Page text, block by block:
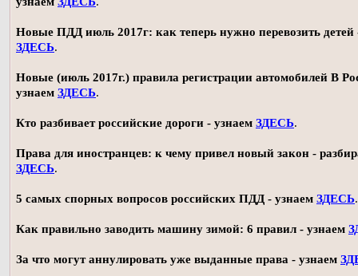
Новые ПДД июль 2017г: как теперь нужно перевозить детей
ЗДЕСЬ.
Новые (июль 2017г.) правила регистрации автомобилей В
узнаем ЗДЕСЬ.
Кто разбивает российские дороги - узнаем ЗДЕСЬ.
Права для иностранцев: к чему привел новый закон -
ЗДЕСЬ.
5 самых спорных вопросов российских ПДД - узнаем ЗДЕСЬ.
Как правильно заводить машину зимой: 6 правил - узнаем
За что могут аннулировать уже выданные права - узнаем